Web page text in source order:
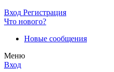
Вход Регистрация
Что нового?
Новые сообщения
Меню
Вход